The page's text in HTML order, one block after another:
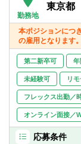
勤務地
東京都
本ポジションにつ
の雇用となります。
第二新卒可 年
未経験可 リ
フレックス出勤／
オンライン面接／
応募条件